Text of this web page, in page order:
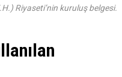
Riyaseti’nin kuruluş belgesi.